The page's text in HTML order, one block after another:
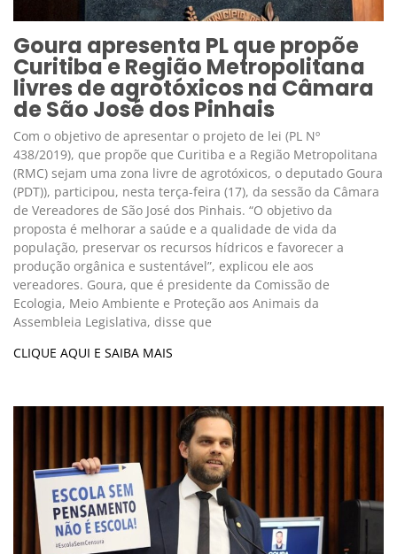
Goura apresenta PL que propõe
Curitiba e Região Metropolitana
livres de agrotóxicos na Câmara
de São José dos Pinhais
Com o objetivo de apresentar o projeto de lei (PL Nº
438/2019), que propõe que Curitiba e a Região Metropolitana
(RMC) sejam uma zona livre de agrotóxicos, o deputado Goura
(PDT)), participou, nesta terça-feira (17), da sessão da Câmara
de Vereadores de São José dos Pinhais. “O objetivo da
proposta é melhorar a saúde e a qualidade de vida da
população, preservar os recursos hídricos e favorecer a
produção orgânica e sustentável”, explicou ele aos
vereadores. Goura, que é presidente da Comissão de
Ecologia, Meio Ambiente e Proteção aos Animais da
Assembleia Legislativa, disse que
CLIQUE AQUI E SAIBA MAIS